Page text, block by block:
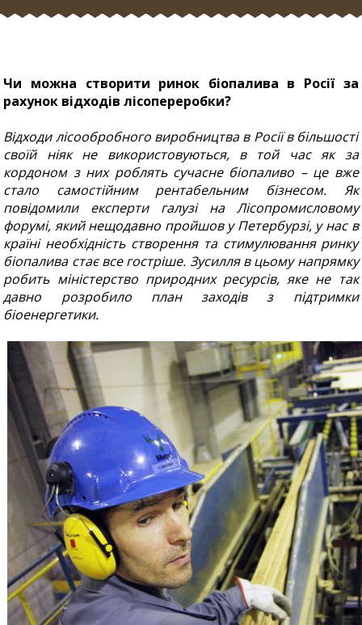
Чи можна створити ринок біопалива в Росії за
рахунок відходів лісопереробки?
Відходи лісообробного виробництва в Росії в більшості
своїй ніяк не використовуються, в той час як за
кордоном з них роблять сучасне біопаливо – це вже
стало самостійним рентабельним бізнесом. Як
повідомили експерти галузі на Лісопромисловому
форумі, який нещодавно пройшов у Петербурзі, у нас в
країні необхідність створення та стимулювання ринку
біопалива стає все гостріше. Зусилля в цьому напрямку
робить міністерство природних ресурсів, яке не так
давно розробило план заходів з підтримки
біоенергетики.